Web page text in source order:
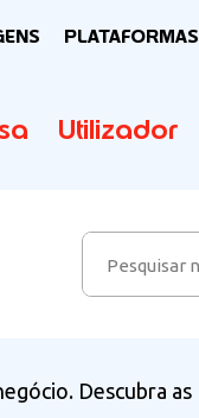
PLATAFORMAS
Utilizador
Descubra as